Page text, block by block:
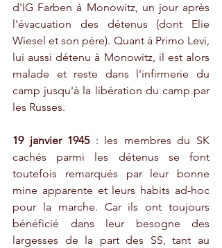
d'IG Farben à Monowitz, un jour après
l'évacuation des détenus (dont Elie
Wiesel et son père). Quant à Primo Levi,
lui aussi détenu à Monowitz, il est alors
malade et reste dans l'infirmerie du
camp jusqu'à la libération du camp par
les Russes.
19 janvier 1945 : les membres du SK
cachés parmi les détenus se font
toutefois remarqués par leur bonne
mine apparente et leurs habits ad-hoc
pour la marche. Car ils ont toujours
bénéficié dans leur besogne des
largesses de la part des SS, tant au